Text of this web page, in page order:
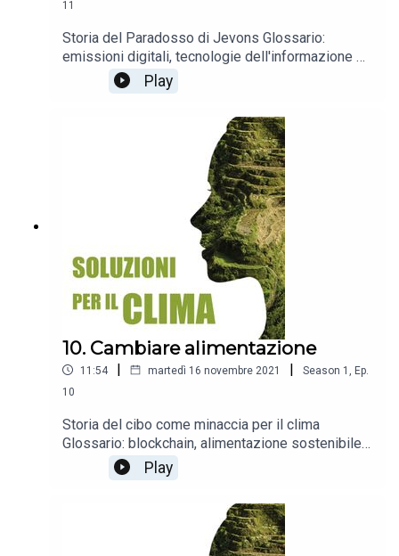
11
Storia del Paradosso di Jevons Glossario:
emissioni digitali, tecnologie dell'informazione e
della comunicazione (TIC), decarbonizzazione,
Paradosso di Jevons
Play
10. Cambiare alimentazione
11:54 | martedì 16 novembre 2021 | Season 1 , Ep.
10
Storia del cibo come minaccia per il clima
Glossario: blockchain, alimentazione sostenibile,
cambiamenti climatici e agricoltura, rifiuti
alimentari
Play